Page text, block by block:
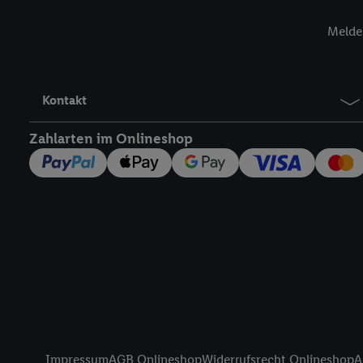
Kontakt
Zahlarten im Onlineshop
ImpressumAGB OnlineshopWiderrufsrecht Onlineshop
Insbesondere können
werden, damit wir
Nutzung der Utiq-
die Lidl-Dienste)
Durch einen Klick auf
genannten Partner
jederzeit mit Wirkung
Unter
Gewährleistung der
Anzeige von
Verknüpfung
Messung des Erfolgs